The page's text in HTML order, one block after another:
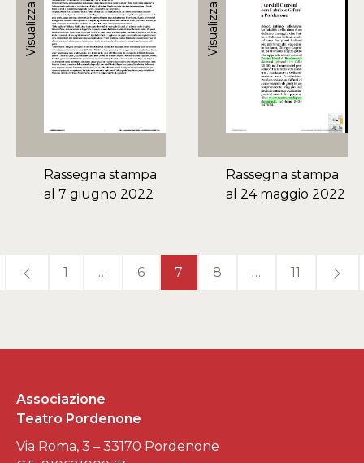
Visualizza
Rassegna stampa
al 7 giugno 2022
Visualizza
Rassegna stampa
al 24 maggio 2022
1 … 6 7 8 … 11
Associazione
Teatro Pordenone
Via Roma, 3 – 33170 Pordenone